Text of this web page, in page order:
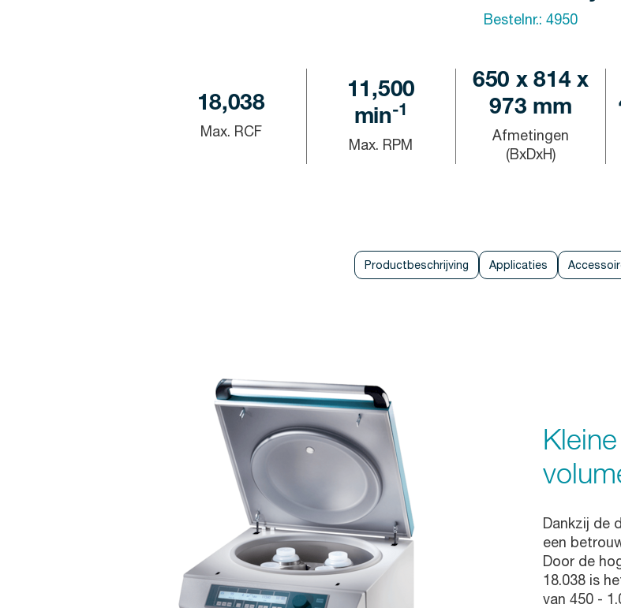
Bestelnr.: 4950
18,038
Max. RCF
11,500
min-1
Max. RPM
650 x 814 x
973 mm
Afmetingen
(BxDxH)
Productbeschrijving Applicaties
Dankzij de
een
Door de
18.038 is
van 450 -